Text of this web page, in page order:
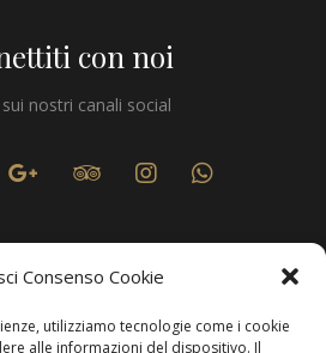
Consenso Cookie
utilizziamo tecnologie come i cookie
alle informazioni del dispositivo. Il
con noi
sui nostri canali social
Privacy